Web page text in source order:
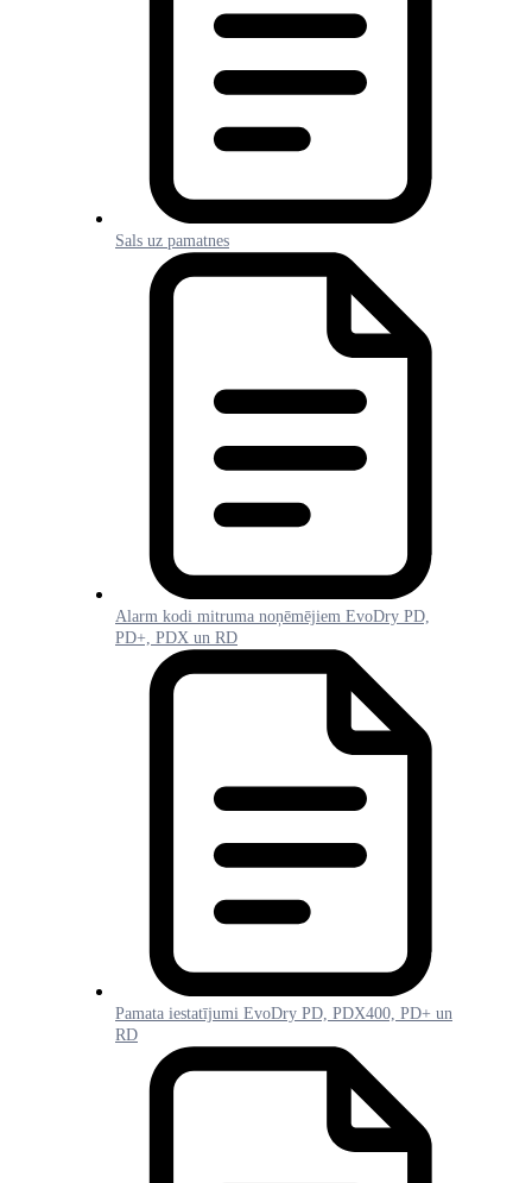
Sals uz pamatnes
Alarm kodi mitruma noņēmējiem EvoDry PD,
PD+, PDX un RD
Pamata iestatījumi EvoDry PD, PDX400, PD+ un
RD